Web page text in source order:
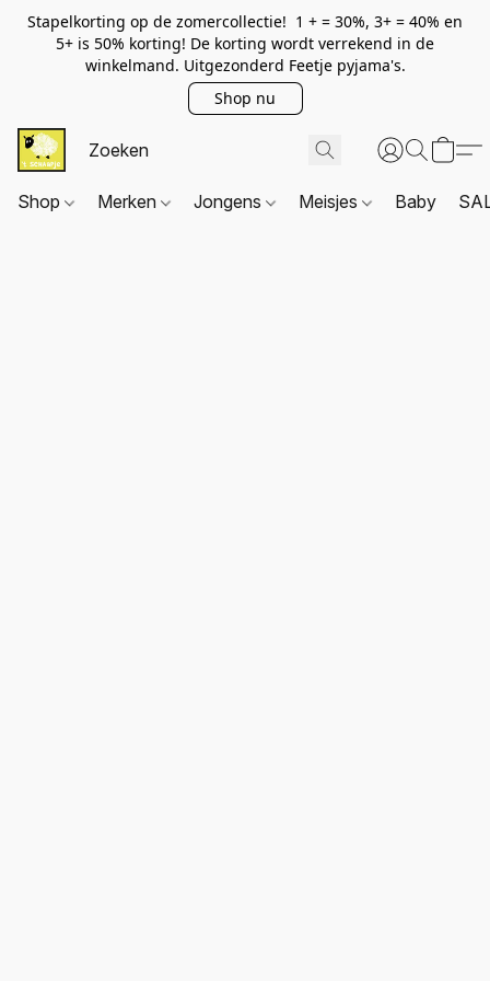
Stapelkorting op de zomercollectie! 1 + = 30%, 3+ = 40% en
5+ is 50% korting! De korting wordt verrekend in de
winkelmand. Uitgezonderd Feetje pyjama's.
Shop nu
Shop Merken Jongens Meisjes Baby